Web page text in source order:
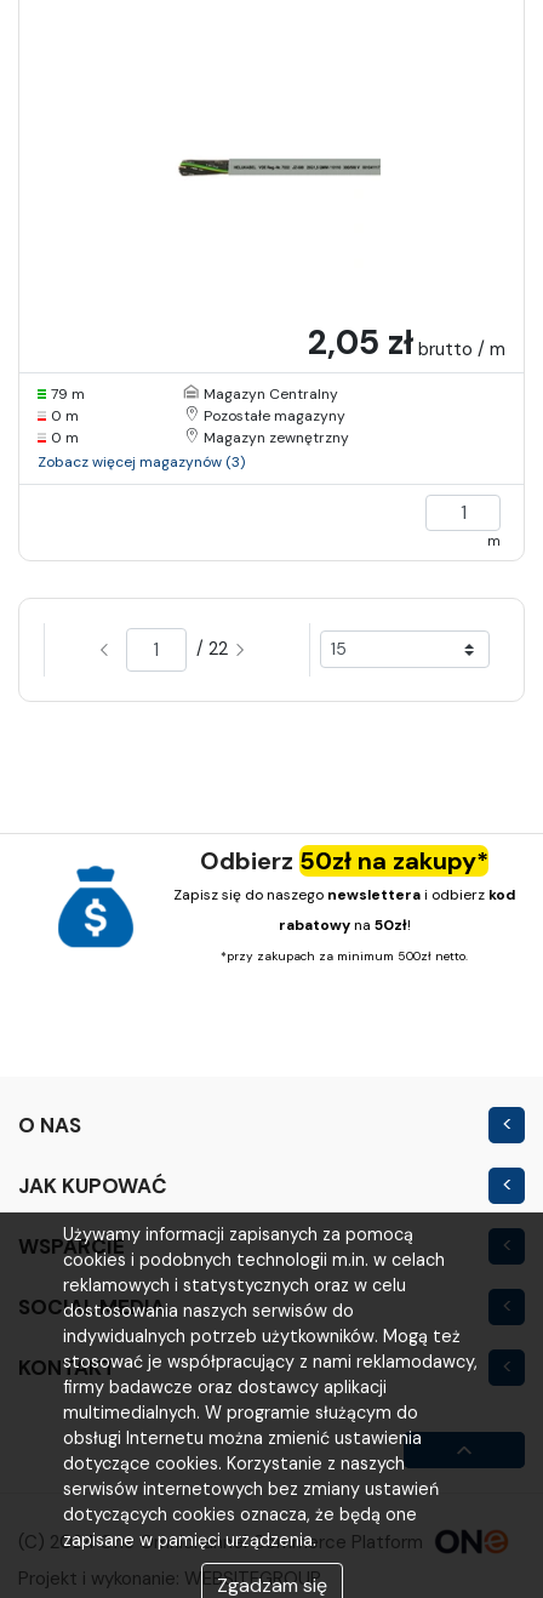
Używamy informacji zapisanych za pomocą
cookies i podobnych technologii m.in. w celach
reklamowych i statystycznych oraz w celu
dostosowania naszych serwisów do
indywidualnych potrzeb użytkowników. Mogą też
stosować je współpracujący z nami reklamodawcy,
firmy badawcze oraz dostawcy aplikacji
multimedialnych. W programie służącym do
obsługi Internetu można zmienić ustawienia
dotyczące cookies. Korzystanie z naszych
serwisów internetowych bez zmiany ustawień
dotyczących cookies oznacza, że będą one
zapisane w pamięci urządzenia.
Zgadzam się
2,05 zł brutto / m
79 m
Magazyn Centralny
0 m
Pozostałe magazyny
0 m
Magazyn zewnętrzny
Zobacz więcej magazynów (3)
m
/ 22
Odbierz 50zł na zakupy*
Zapisz się do naszego newsletterai odbierz kod
rabatowyna 50zł!
*przy zakupach za minimum 500zł netto.
O NAS
Outlet
JAK KUPOWAĆ
Regulamin sklepu
Polityka prywatności
Warunki i koszty
Reklamacje i zwroty
WSPARCIE
Moje konto
Logowanie
Rejestracja
Poradniki
SOCIAL MEDIA
KONTAKT
VOLTA
ul. Poznańska 200M
63-800 Gostyń
(65) 521 00 13
b2b@voltahurt.pl
(C) 2024 One Omnichannel Commerce Platform
Projekt i wykonanie: WEBSITEGROUP